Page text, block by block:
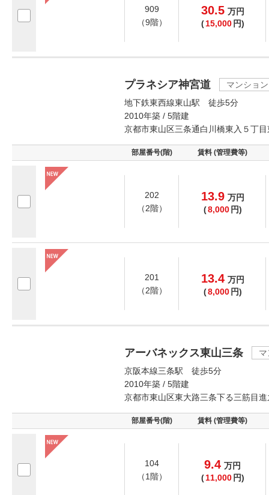
909
（9階）
30.5 万円
( 15,000 円)
プラネシア神宮道
マンション
地下鉄東西線東山駅 徒歩5分
2010年築 / 5階建
京都市東山区三条通白川橋東入５丁目
部屋番号(階) 賃料 (管理費等)
202
（2階）
13.9 万円
(8,000 円)
201
（2階）
13.4 万円
(8,000 円)
アーバネックス東山三条
京阪本線三条駅 徒歩5分
2010年築 / 5階建
京都市東山区東大路三条下る三筋目進
部屋番号(階) 賃料 (管理費等)
104
（1階）
9.4 万円
( 11,000 円)